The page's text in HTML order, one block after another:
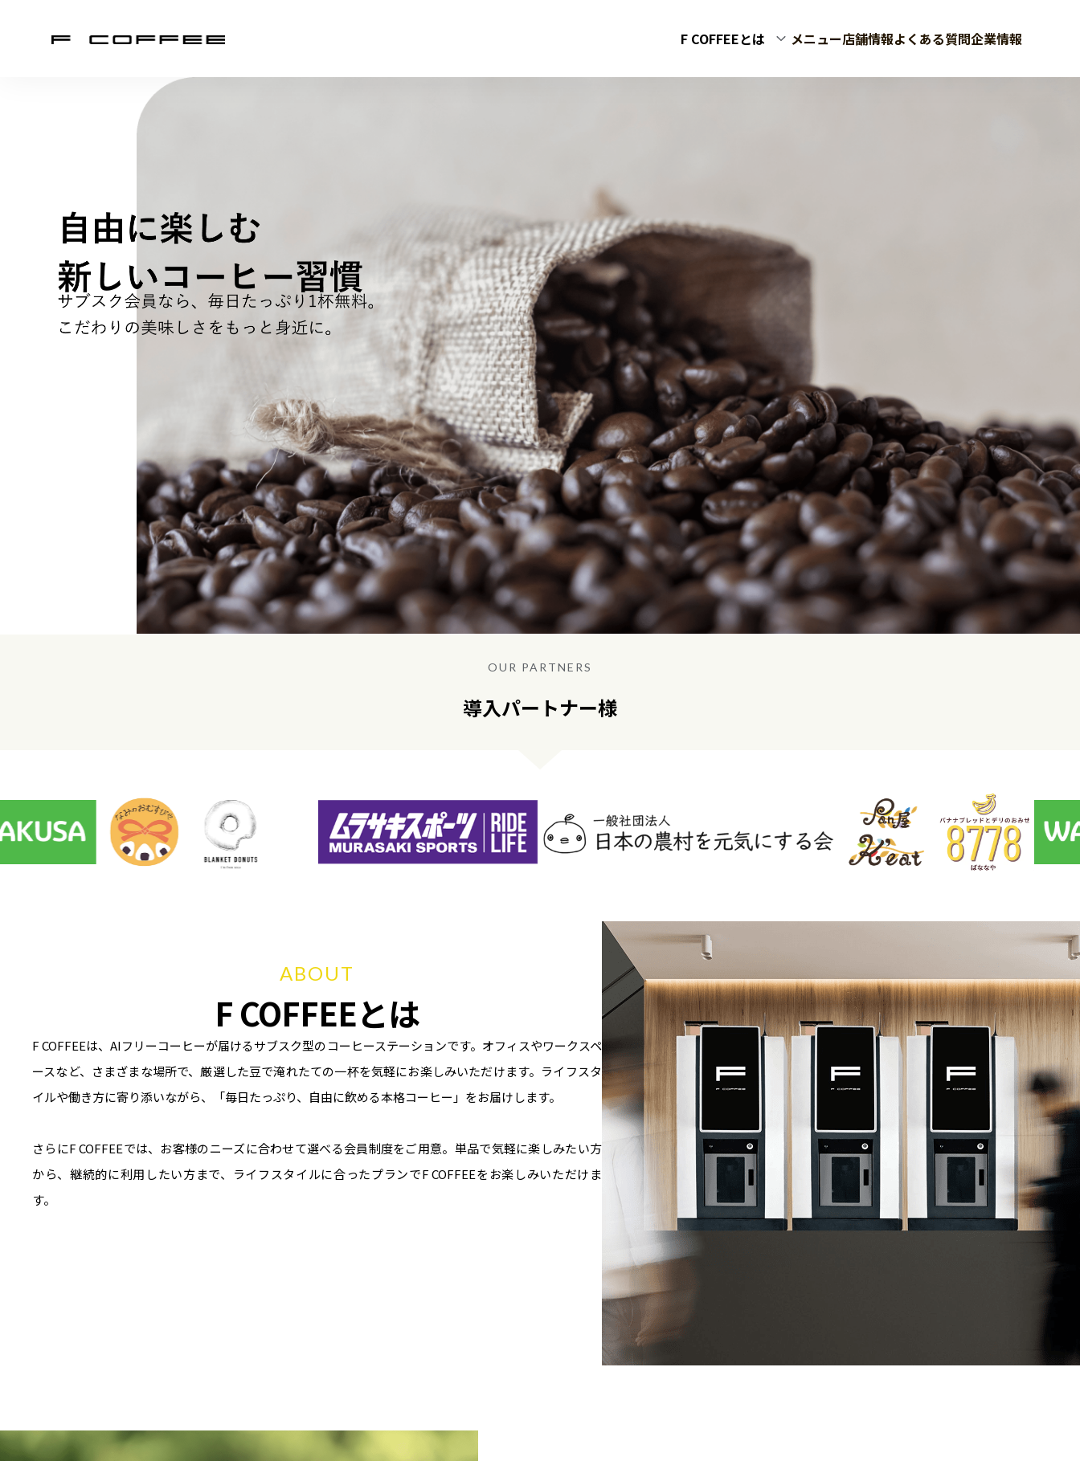
F COFFEEとは メニュー店舗情報よくある質問企業情報
OUR PARTNERS
導入パートナー様
ABOUT
F COFFEEとは
F COFFEEは、AIフリーコーヒーが届けるサブスク型のコーヒーステーションです。オフィスやワークスペ
ースなど、さまざまな場所で、厳選した豆で淹れたての一杯を気軽にお楽しみいただけます。ライフスタ
イルや働き方に寄り添いながら、「毎日たっぷり、自由に飲める本格コーヒー」をお届けします。
さらにF COFFEEでは、お客様のニーズに合わせて選べる会員制度をご用意。単品で気軽に楽しみたい方
から、継続的に利用したい方まで、ライフスタイルに合ったプランでF COFFEEをお楽しみいただけま
す。